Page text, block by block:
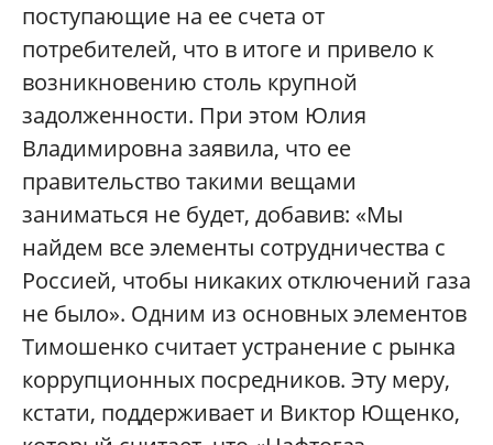
поступающие на ее счета от
потребителей, что в итоге и привело к
возникновению столь крупной
задолженности. При этом Юлия
Владимировна заявила, что ее
правительство такими вещами
заниматься не будет, добавив: «Мы
найдем все элементы сотрудничества с
Россией, чтобы никаких отключений газа
не было». Одним из основных элементов
Тимошенко считает устранение с рынка
коррупционных посредников. Эту меру,
кстати, поддерживает и Виктор Ющенко,